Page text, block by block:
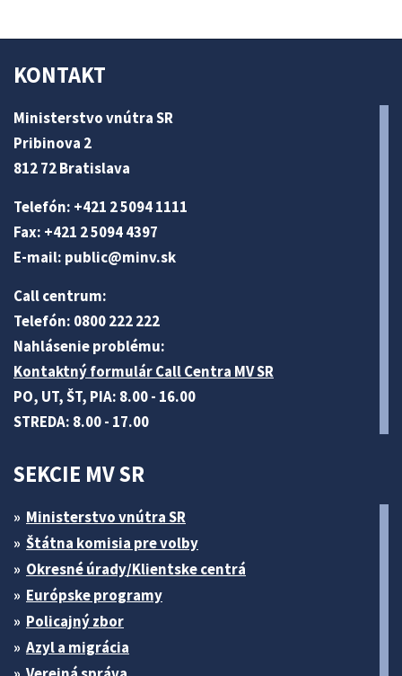
KONTAKT
Ministerstvo vnútra SR
Pribinova 2
812 72 Bratislava
Telefón: +421 2 5094 1111
Fax: +421 2 5094 4397
E-mail: public@minv.sk
Call centrum:
Telefón: 0800 222 222
Nahlásenie problému:
Kontaktný formulár Call Centra MV SR
PO, UT, ŠT, PIA: 8.00 - 16.00
STREDA: 8.00 - 17.00
SEKCIE MV SR
Ministerstvo vnútra SR
Štátna komisia pre volby
Okresné úrady/Klientske centrá
Európske programy
Policajný zbor
Azyl a migrácia